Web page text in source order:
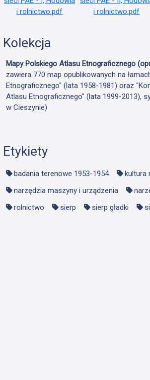
Kolekcja
Mapy Polskiego Atlasu Etnograficznego
zawiera 770 map opublikowanych na
Etnograficznego" (lata 1958-1981) oraz
Atlasu Etnograficznego" (lata 1999-2013),
w Cieszynie)
Etykiety
badania terenowe 1953-1954
kultura
narzędzia maszyny i urządzenia
rolnictwo
sierp sierp gładki